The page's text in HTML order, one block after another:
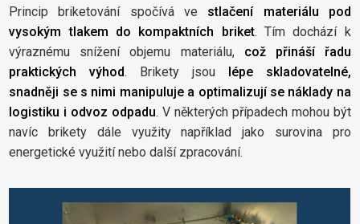
Princip briketování spočívá ve stlačení materiálu pod
vysokým tlakem do kompaktních briket. Tím dochází k
výraznému snížení objemu materiálu, což přináší řadu
praktických výhod. Brikety jsoulépe skladovatelné,
snadněji se s nimi manipuluje a optimalizují se náklady na
logistiku i odvoz odpadu. V některých případech mohou být
navíc brikety dále využity například jako surovina pro
energetické využití nebo další zpracování.